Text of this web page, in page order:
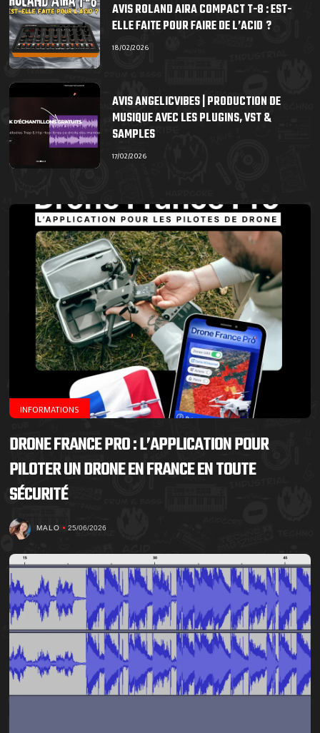
AVIS ROLAND AIRA COMPACT T-8 : EST-
ELLE FAITE POUR FAIRE DE L’ACID ?
18/02/2026
AVIS ANGELICVIBES | PRODUCTION DE
MUSIQUE AVEC LES PLUGINS, VST &
SAMPLES
17/02/2026
INFORMATIONS
DRONE FRANCE PRO : L’APPLICATION POUR
PILOTER UN DRONE EN FRANCE EN TOUTE
SÉCURITÉ
MALO 25/06/2026